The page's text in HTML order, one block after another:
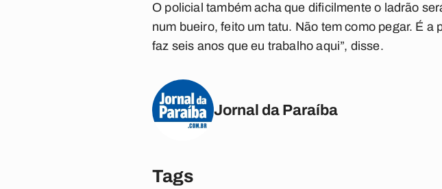
O policial também acha que dificilmente o ladrão
num bueiro, feito um tatu. Não tem como pegar. É
faz seis anos que eu trabalho aqui”, disse.
Jornal da Paraíba
Tags